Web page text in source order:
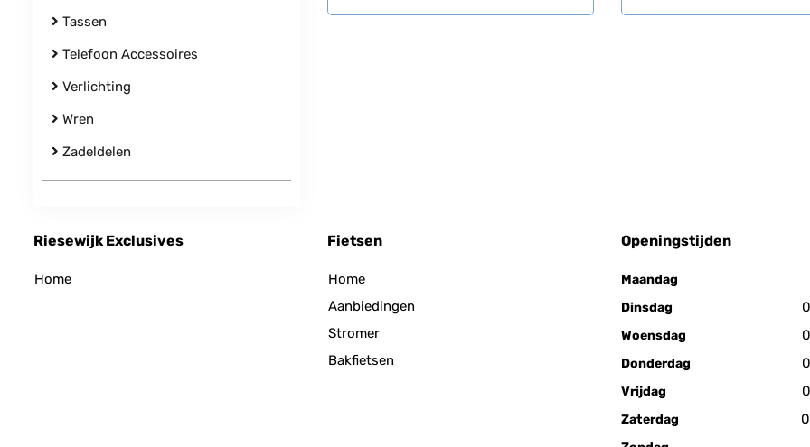
Tassen
Telefoon Accessoires
Verlichting
Wren
Zadeldelen
Riesewijk Exclusives
Home
Fietsen
Home
Aanbiedingen
Stromer
Bakfietsen
Openingstijden
Maandag
Dinsdag
Woensdag
Donderdag
Vrijdag
Zaterdag